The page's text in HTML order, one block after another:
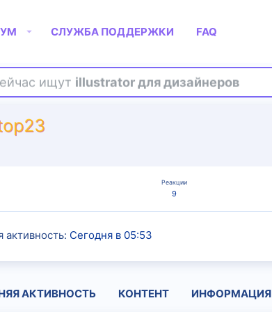
СЛУЖБА ПОДДЕРЖКИ FAQ
ищут illustrator для дизайнеров
Реакции
9
активность Сегодня в 05:53
АКТИВНОСТЬ КОНТЕНТ ИНФОРМАЦИЯ